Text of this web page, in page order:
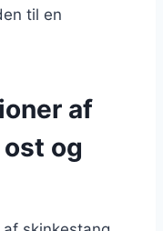
til en
af
og